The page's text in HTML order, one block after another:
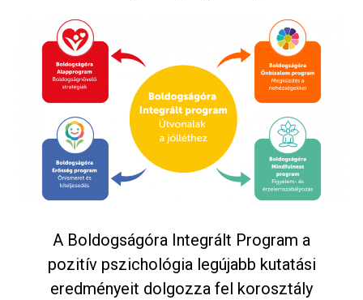
A Boldogságóra Integrált Program a
pozitív pszichológia legújabb kutatási
eredményeit dolgozza fel korosztály